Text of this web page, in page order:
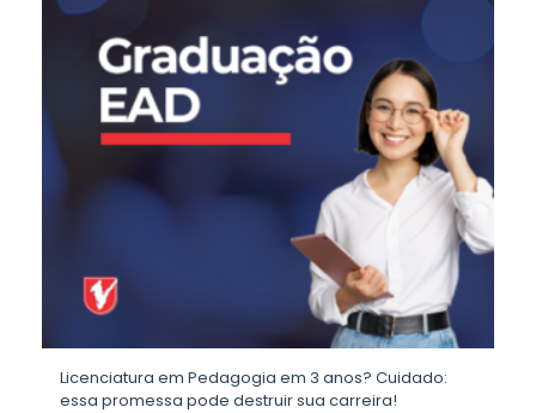
Licenciatura em Pedagogia em 3 anos? Cuidado:
essa promessa pode destruir sua carreira!